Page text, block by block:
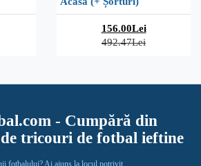
156.00Lei
492.47Lei
- Cumpără din
tricouri de fotbal ieftine
fotbalului? Ai ajuns la locul potrivit.